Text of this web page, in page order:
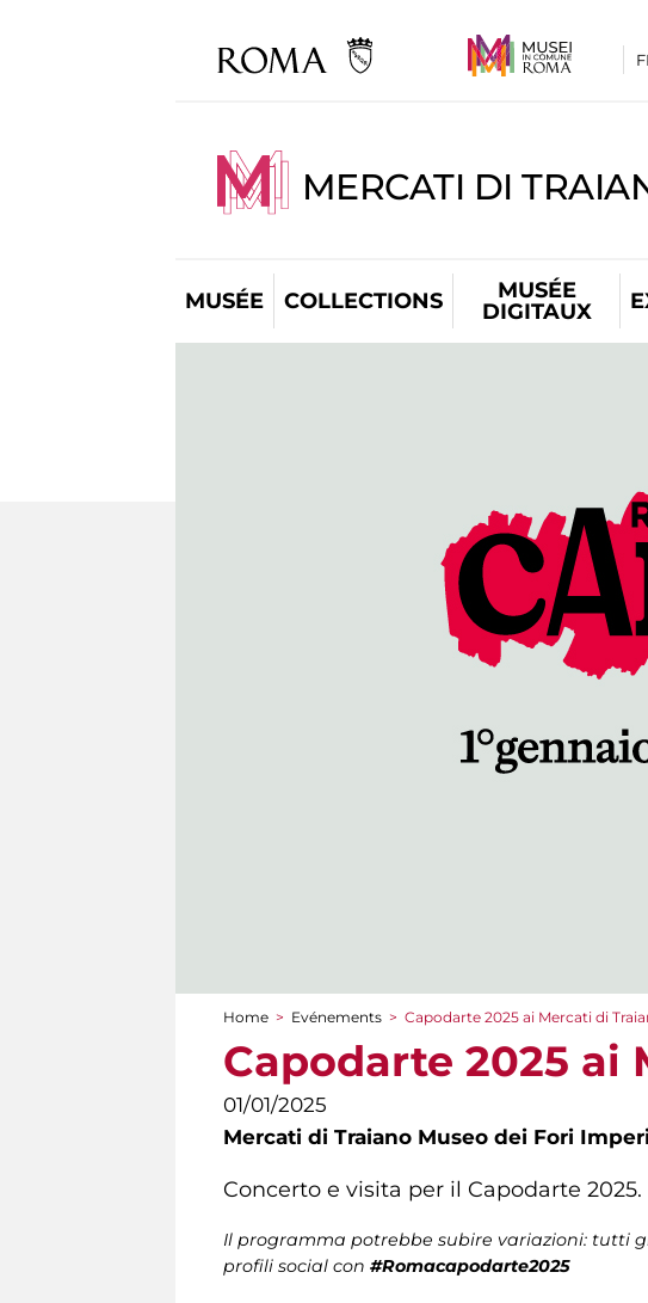
MERCATI DI
MUSÉE COLLECTIONS
MUSÉE
DIGITAUX
You are here
Home > Evénements > Capodarte 2025 ai Mercati di
Capodarte 2025 ai
01/01/2025
Mercati di Traiano Museo dei Fori
Concerto e visita per il Capodarte 2025.
Il programma potrebbe subire variazioni: tutti
profili social con #Romacapodarte2025